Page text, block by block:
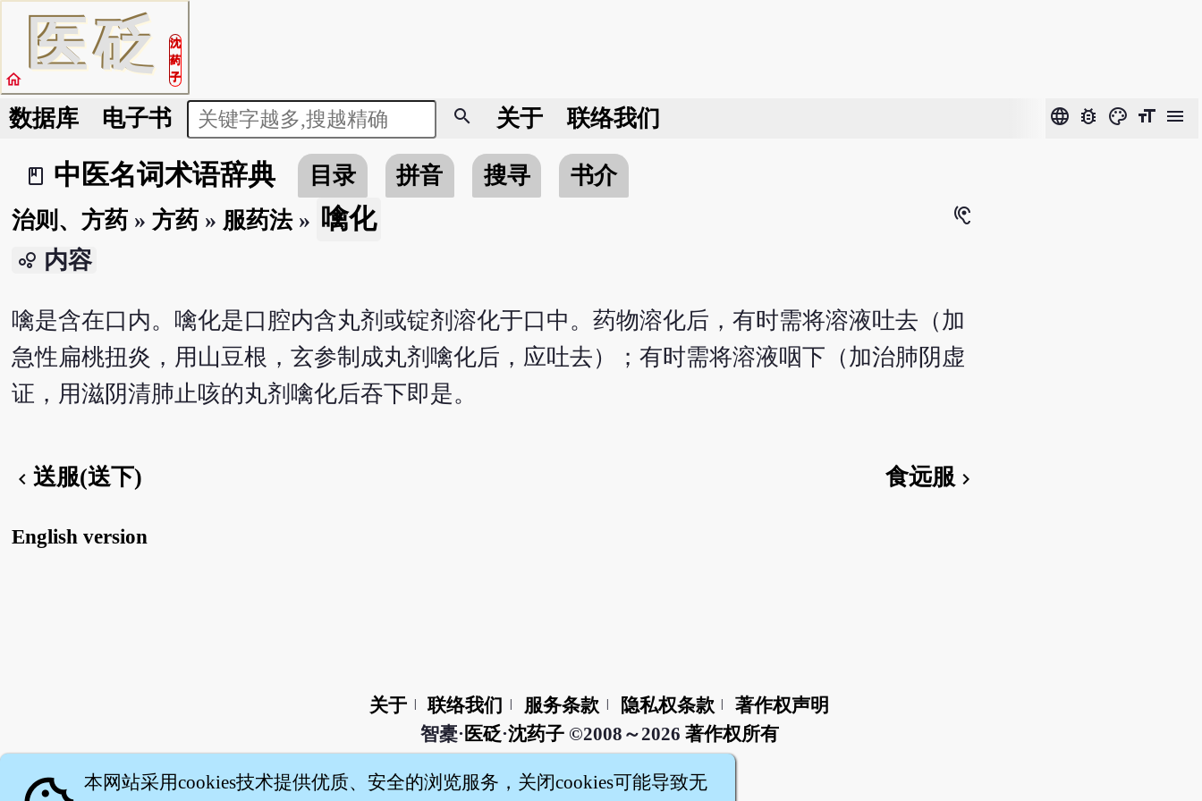
医砭
沈
药
子
home
数据库 电子书 search 关于 联络我们 language bug_report color_lens format_size menu
book_2
中医名词术语辞典 目录 拼音 搜寻
书介
治则、方药» 方药» 服药法» 噙化 hearing
bubble_chart 内容
噙是含在口内。噙化是口腔内含丸剂或锭剂溶化于口中。药物溶化后，有时需将溶液吐去（加
急性扁桃扭炎，用山豆根，玄参制成丸剂噙化后，应吐去）；有时需将溶液咽下（加治肺阴虚
证，用滋阴清肺止咳的丸剂噙化后吞下即是。
chevron_left 送服(送下) 食远服chevron_right
English version
关于 联络我们 服务条款 隐私权条款
著作权声明
智橐· 医砭·沈药子©2008～2026 著作权所有
本网站采用cookies技术提供优质、安全的浏览服务，关闭cookies可能导致无